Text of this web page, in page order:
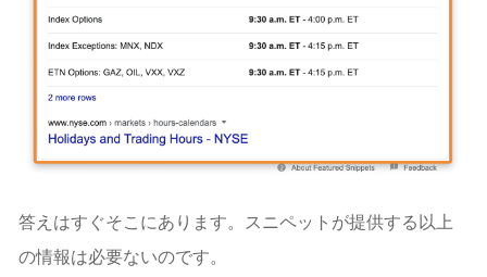
答えはすぐそこにあります。スニペットが提供する以上
の情報は必要ないのです。